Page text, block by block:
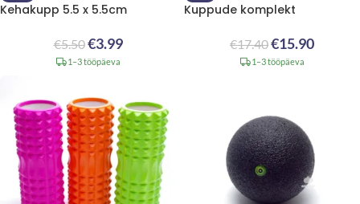
Kehakupp 5.5 x 5.5cm
€5.50€3.99
1–3 tööpäeva
Kuppude komplekt
€17.40€15.90
1–3 tööpäeva